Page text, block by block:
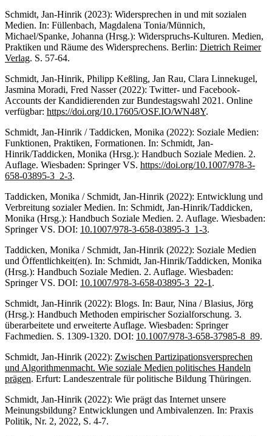
Schmidt, Jan-Hinrik (2023): Widersprechen in und mit sozialen
Medien. In: Füllenbach, Magdalena Tonia/Münnich,
Michael/Spanke, Johanna (Hrsg.): Widerspruchs-Kulturen. Medien,
Praktiken und Räume des Widersprechens. Berlin: Dietrich Reimer
Verlag. S. 57-64.
Schmidt, Jan-Hinrik, Philipp Keßling, Jan Rau, Clara Linnekugel,
Jasmina Moradi, Fred Nasser (2022): Twitter- und Facebook-
Accounts der Kandidierenden zur Bundestagswahl 2021. Online
verfügbar: https://doi.org/10.17605/OSF.IO/WN48Y.
Schmidt, Jan-Hinrik / Taddicken, Monika (2022): Soziale Medien:
Funktionen, Praktiken, Formationen. In: Schmidt, Jan-
Hinrik/Taddicken, Monika (Hrsg.): Handbuch Soziale Medien. 2.
Auflage. Wiesbaden: Springer VS. https://doi.org/10.1007/978-3-
658-03895-3_2-3.
Taddicken, Monika / Schmidt, Jan-Hinrik (2022): Entwicklung und
Verbreitung sozialer Medien. In: Schmidt, Jan-Hinrik/Taddicken,
Monika (Hrsg.): Handbuch Soziale Medien. 2. Auflage. Wiesbaden:
Springer VS. DOI: 10.1007/978-3-658-03895-3_1-3.
Taddicken, Monika / Schmidt, Jan-Hinrik (2022): Soziale Medien
und Öffentlichkeit(en). In: Schmidt, Jan-Hinrik/Taddicken, Monika
(Hrsg.): Handbuch Soziale Medien. 2. Auflage. Wiesbaden:
Springer VS. DOI: 10.1007/978-3-658-03895-3_22-1 .
Schmidt, Jan-Hinrik (2022): Blogs. In: Baur, Nina / Blasius, Jörg
(Hrsg.): Handbuch Methoden empirischer Sozialforschung. 3.
überarbeitete und erweiterte Auflage. Wiesbaden: Springer
Fachmedien. S. 1309-1320. DOI: 10.1007/978-3-658-37985-8_89.
Schmidt, Jan-Hinrik (2022): Zwischen Partizipationsversprechen
und Algorithmenmacht. Wie soziale Medien politisches Handeln
prägen. Erfurt: Landeszentrale für politische Bildung Thüringen.
Schmidt, Jan-Hinrik (2022): Wie prägt das Internet unsere
Meinungsbildung? Entwicklungen und Ambivalenzen. In: Praxis
Politik, Nr. 2, 2022, S. 4-7.